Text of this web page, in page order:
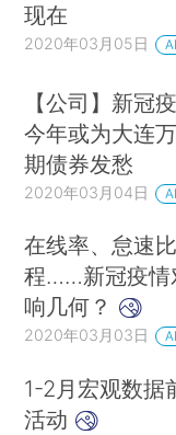
现在
2020年03月05日
【公司】新冠
今年或为大连
期债券发愁
2020年03月04日
在线率、怠速
程……新冠疫情
响几何？
2020年03月03日
1-2月宏观数据
活动